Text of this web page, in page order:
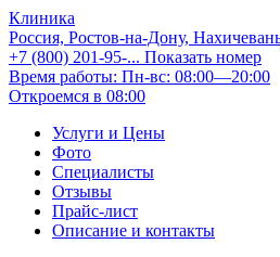
Клиника
Россия, Ростов-на-Дону,
+7 (800) 201-95-... Показать номер
Время работы: Пн-вс: 08:00—20:00
Откроемся в 08:00
Услуги и Цены
Фото
Специалисты
Отзывы
Прайс-лист
Описание и контакты